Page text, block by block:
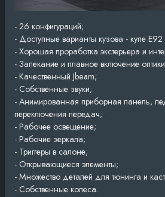
- 26 конфигураций;
- Доступные варианты кузова - купе
- Хорошая проработка экстерьера и
- Запекание и плавное включение
- Качественный Jbeam;
- Собственные звуки;
- Анимированная приборная панель,
переключения передач;
- Рабочее освещение;
- Рабочие зеркала;
- Триггеры в салоне;
- Открывающиеся элементы;
- Множество деталей для тюнинга и
- Собственные колеса.